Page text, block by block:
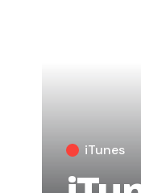
iTunes